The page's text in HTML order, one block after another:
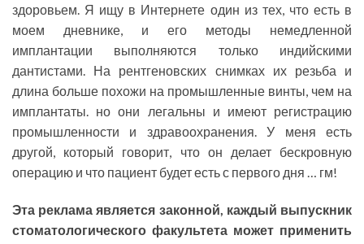
здоровьем. Я ищу в Интернете один из тех, что есть в
моем дневнике, и его методы немедленной
имплантации выполняются только индийскими
дантистами. На рентгеновских снимках их резьба и
длина больше похожи на промышленные винты, чем на
имплантаты. но они легальны и имеют регистрацию
промышленности и здравоохранения. У меня есть
другой, который говорит, что он делает бескровную
операцию и что пациент будет есть с первого дня … гм!
Эта реклама является законной, каждый выпускник
стоматологического факультета может применить